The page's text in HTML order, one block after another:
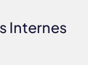
Internes